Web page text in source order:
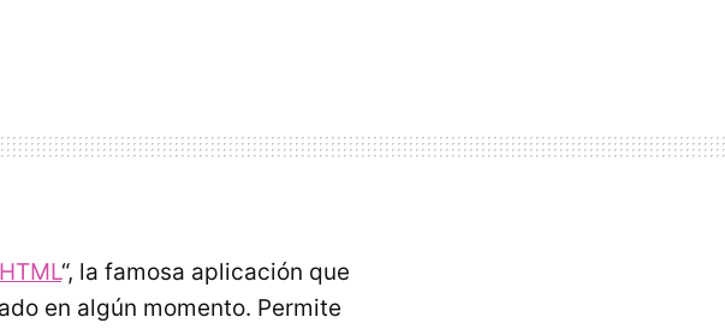
“, la famosa aplicación que
en algún momento. Permite